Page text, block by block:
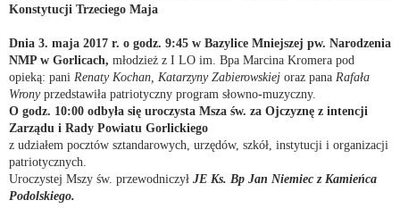
Konstytucji Trzeciego Maja
Dnia 3. maja 2017 r. o godz. 9:45 w Bazylice Mniejszej pw. Narodzenia
NMP w Gorlicach, młodzież z I LO im. Bpa Marcina Kromera pod
opieką: pani Renaty Kochan, Katarzyny Zabierowskiej oraz pana Rafała
Wrony przedstawiła patriotyczny program słowno-muzyczny.
O godz. 10:00 odbyła się uroczysta Msza św. za Ojczyznę z intencji
Zarządu i Rady Powiatu Gorlickiego
z udziałem pocztów sztandarowych, urzędów, szkół, instytucji i organizacji
patriotycznych.
Uroczystej Mszy św. przewodniczył JE Ks. Bp Jan Niemiec z Kamieńca
Podolskiego.